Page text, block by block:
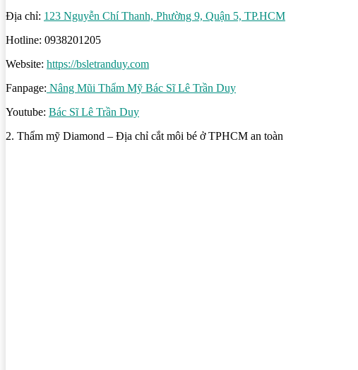
Địa chỉ: 123 Nguyễn Chí Thanh, Phường 9, Quận 5, TP.HCM
Hotline: 0938201205
Website: https://bsletranduy.com
Fanpage: Nâng Mũi Thẩm Mỹ Bác Sĩ Lê Trần Duy
Youtube: Bác Sĩ Lê Trần Duy
2. Thẩm mỹ Diamond – Địa chỉ cắt môi bé ở TPHCM an toàn